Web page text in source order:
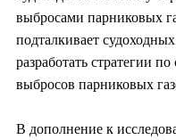
выбросами парниковых
подталкивает
разработать стратегии
выбросов парниковых
В дополнение к